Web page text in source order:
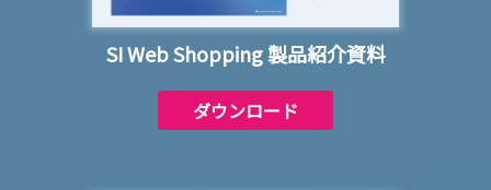
SI Web Shopping 製品紹介資料
ダウンロード